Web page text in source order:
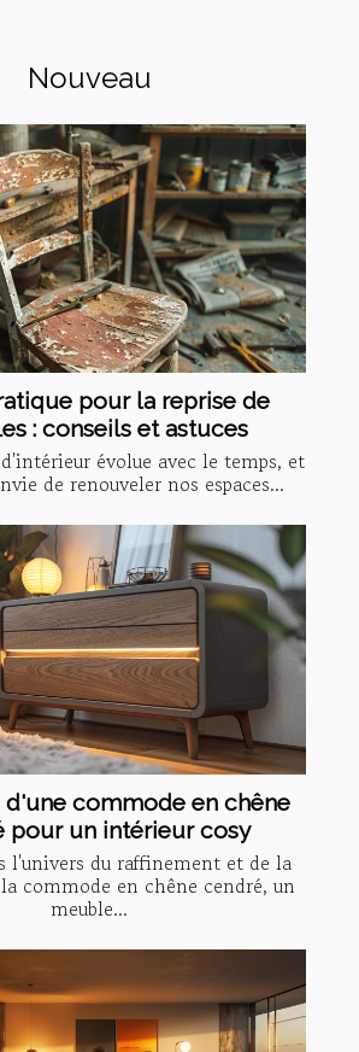
Nouveau
pour la reprise de
: conseils et astuces
évolue avec le temps, et
de renouveler nos espaces...
d'une commode en chêne
pour un intérieur cosy
l'univers du raffinement et de la
commode en chêne cendré, un
meuble...